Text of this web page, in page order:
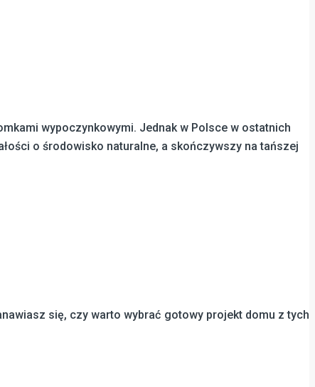
wypoczynkowymi. Jednak w Polsce w ostatnich
o środowisko naturalne, a skończywszy na tańszej
się, czy warto wybrać gotowy projekt domu z tych